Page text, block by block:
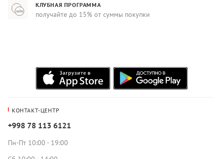
КЛУБНАЯ ПРОГРАММА
получайте до 15% от суммы покупки
КОНТАКТ-ЦЕНТР
+998 78 113 6121
Пн-Пт 10:00 - 19:00